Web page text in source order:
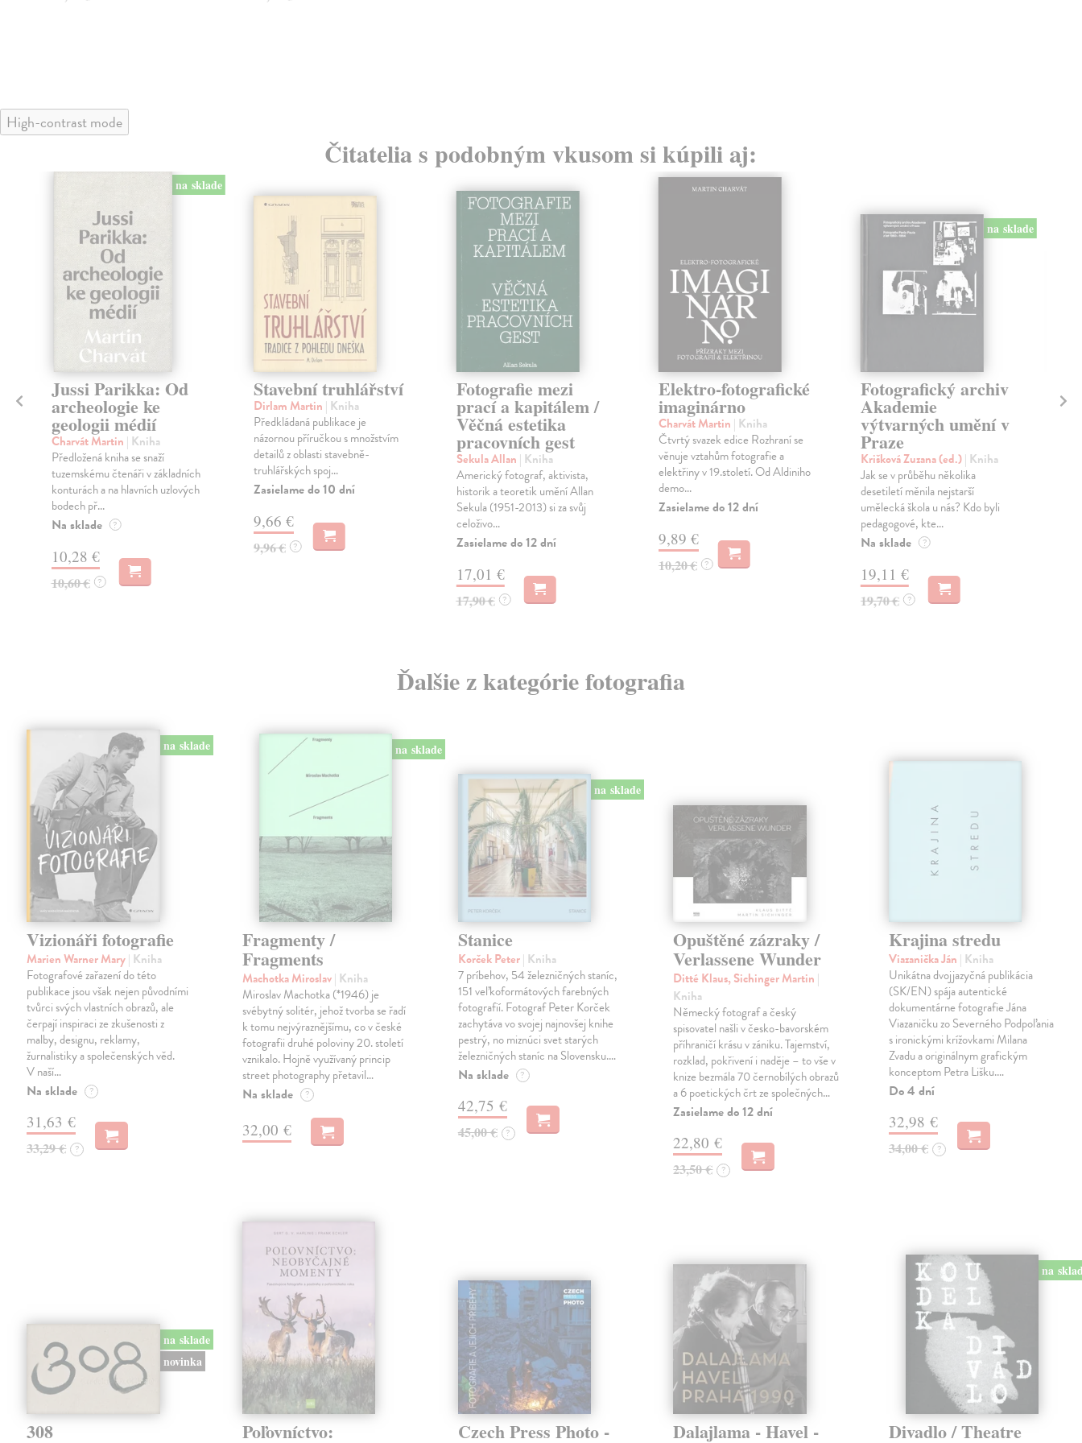
High-contrast mode
Čitatelia s podobným vkusom si kúpili aj:
na sklade
Jussi Parikka: Od
archeologie ke
geologii médií
Charvát Martin | Kniha
Předložená kniha se snaží
tuzemskému čtenáři v základních
konturách a na hlavních uzlových
bodech př...
Na sklade ?
10,28 €
10,60 € ?
Stavební truhlářství
Dirlam Martin | Kniha
Předkládaná publikace je
názornou příručkou s množstvím
detailů z oblasti stavebně-
truhlářských spoj...
Zasielame do 10 dní
9,66 €
9,96 € ?
Fotografie mezi
prací a kapitálem /
Věčná estetika
pracovních gest
Sekula Allan | Kniha
Americký fotograf, aktivista,
historik a teoretik umění Allan
Sekula (1951-2013) si za svůj
celoživo...
Zasielame do 12 dní
17,01 €
17,90 € ?
Elektro-fotografické
imaginárno
Charvát Martin | Kniha
Čtvrtý svazek edice Rozhraní se
věnuje vztahům fotografie a
elektřiny v 19.století. Od Aldiniho
demo...
Zasielame do 12 dní
9,89 €
10,20 € ?
na sklade
Fotografický archiv
Akademie
výtvarných umění v
Praze
Krišková Zuzana (ed.)| Kniha
Jak se v průběhu několika
desetiletí měnila nejstarší
umělecká škola u nás? Kdo byli
pedagogové, kte...
Na sklade ?
19,11 €
19,70 € ?
Ďalšie z kategórie fotografia
na sklade
Vizionáři fotografie
Marien Warner Mary| Kniha
Fotografové zařazení do této
publikace jsou však nejen původními
tvůrci svých vlastních obrazů, ale
čerpají inspiraci ze zkušenosti z
malby, designu, reklamy,
žurnalistiky a společenských věd.
V naší…
Na sklade ?
31,63 €
33,29 € ?
na sklade
Fragmenty /
Fragments
Machotka Miroslav| Kniha
Miroslav Machotka (*1946) je
svébytný solitér, jehož tvorba se řadí
k tomu nejvýraznějšímu, co v české
fotografii druhé poloviny 20. století
vznikalo. Hojně využívaný princip
street photography přetavil…
Na sklade ?
32,00 €
na sklade
Stanice
Korček Peter| Kniha
7 príbehov, 54 železničných staníc,
151 veľkoformátových farebných
fotografií. Fotograf Peter Korček
zachytáva vo svojej najnovšej knihe
pestrý, no miznúci svet starých
železničných staníc na Slovensku.…
Na sklade ?
42,75 €
45,00 € ?
Opuštěné zázraky /
Verlassene Wunder
Ditté Klaus, Sichinger Martin |
Kniha
Německý fotograf a český
spisovatel našli v česko-bavorském
příhraničí krásu v zániku. Tajemství,
rozklad, pokřivení i naděje – to vše v
knize bezmála 70 černobílých obrazů
a 6 poetických črt ze společných…
Zasielame do 12 dní
22,80 €
23,50 € ?
Krajina stredu
Viazanička Ján | Kniha
Unikátna dvojjazyčná publikácia
(SK/EN) spája autentické
dokumentárne fotografie Jána
Viazaničku zo Severného Podpoľania
s ironickými krížovkami Milana
Zvadu a originálnym grafickým
konceptom Petra Lišku.…
Do 4 dní
32,98 €
34,00 € ?
na sklade
novinka
308 Poľovníctvo: Czech Press Photo - Dalajlama - Havel -
na
Divadlo / Theatre